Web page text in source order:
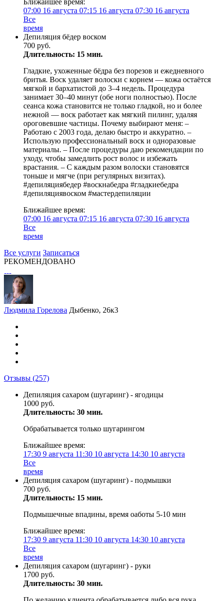
Ближайшее время:
07:00 16 августа 07:15 16 августа 07:30 16 августа
Все
время
Депиляция бёдер воском
700 руб.
Длительность: 15 мин.
Гладкие, ухоженные бёдра без порезов и ежедневного
бритья. Воск удаляет волоски с корнем — кожа остаётся
мягкой и бархатистой до 3–4 недель. Процедура
занимает 30–40 минут (обе ноги полностью). После
сеанса кожа становится не только гладкой, но и более
нежной — воск работает как мягкий пилинг, удаляя
ороговевшие частицы. Почему выбирают меня: –
Работаю с 2003 года, делаю быстро и аккуратно. –
Использую профессиональный воск и одноразовые
материалы. – После процедуры даю рекомендации по
уходу, чтобы замедлить рост волос и избежать
врастания. – С каждым разом волоски становятся
тоньше и мягче (при регулярных визитах).
#депиляциябедер #воскнабедра #гладкиебедра
#депиляциявоском #мастердепиляции
Ближайшее время:
07:00 16 августа 07:15 16 августа 07:30 16 августа
Все
время
Все услуги Записаться
РЕКОМЕНДОВАНО
Людмила Горелова Дыбенко, 26к3
Отзывы (257)
Депиляция сахаром (шугаринг) - ягодицы
1000 руб.
Длительность: 30 мин.
Обрабатывается только шугарингом
Ближайшее время:
17:30 9 августа 11:30 10 августа 14:30 10 августа
Все
время
Депиляция сахаром (шугаринг) - подмышки
700 руб.
Длительность: 15 мин.
Подмышечные впадины, время оаботы 5-10 мин
Ближайшее время:
17:30 9 августа 11:30 10 августа 14:30 10 августа
Все
время
Депиляция сахаром (шугаринг) - руки
1700 руб.
Длительность: 30 мин.